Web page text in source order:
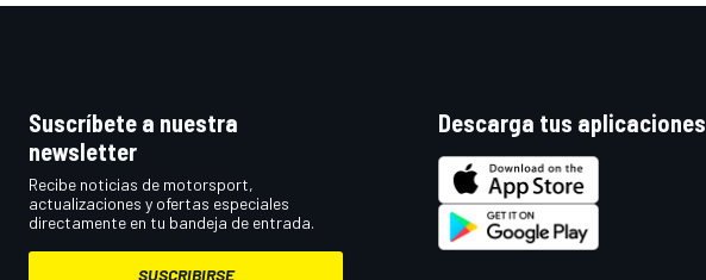
Suscríbete a nuestra
newsletter
Recibe noticias de motorsport,
actualizaciones y ofertas especiales
directamente en tu bandeja de entrada.
SUSCRIBIRSE
Descarga tus aplicaciones